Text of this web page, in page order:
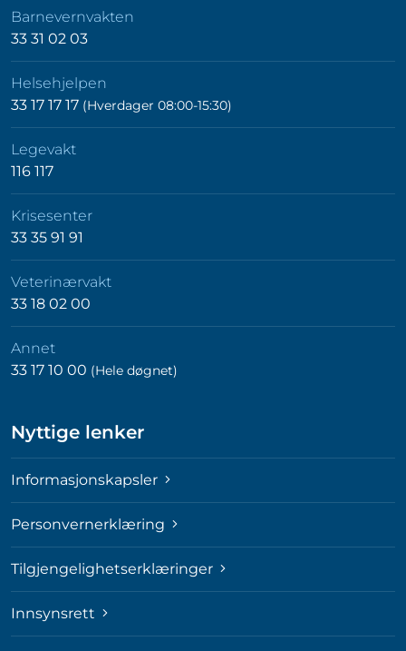
Barnevernvakten
33 31 02 03
Helsehjelpen
33 17 17 17 (Hverdager 08:00-15:30)
Legevakt
116 117
Krisesenter
33 35 91 91
Veterinærvakt
33 18 02 00
Annet
33 17 10 00 (Hele døgnet)
Nyttige lenker
Informasjonskapsler
Personvernerklæring
Tilgjengelighetserklæringer
Innsynsrett